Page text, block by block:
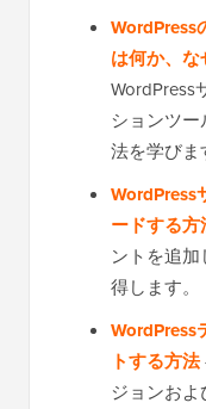
WordPress
は何か、
WordPress
ションツ
法を学びま
WordPress
ードする方
ントを追
得します。
WordPress
トする方法
ジョンお